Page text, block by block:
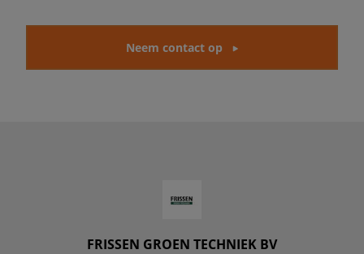
Neem contact op
FRISSEN GROEN TECHNIEK BV